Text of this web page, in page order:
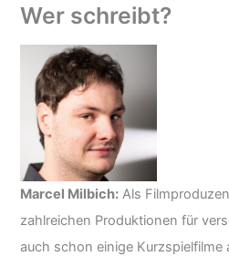
Wer schreibt?
Marcel Milbich: Als
zahlreichen Produktionen für
auch schon einige Kurzspielfilme